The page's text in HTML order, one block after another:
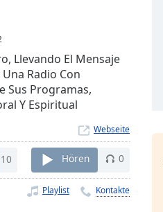
Llevando El Mensaje
Radio Con
Sus Programas,
Y Espiritual
Webseite
10 Hören 0
Playlist Kontakte